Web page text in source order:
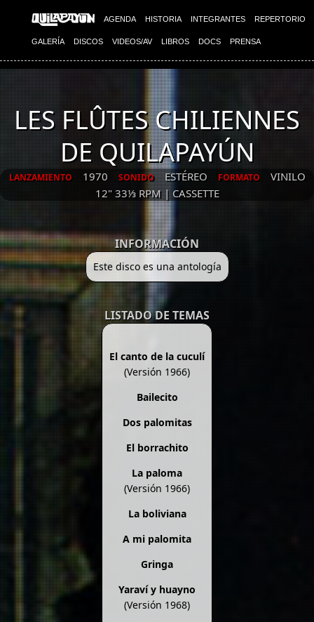
AGENDA HISTORIA INTEGRANTES REPERTORIO
GALERÍA DISCOS VIDEOS/AV LIBROS DOCS PRENSA
LES FLÛTES CHILIENNES
DE QUILAPAYÚN
LANZAMIENTO 1970 SONIDO ESTÉREO FORMATO
VINILO
12" 33⅓ RPM | CASSETTE
INFORMACIÓN
Este disco es una antología
LISTADO DE TEMAS
El canto de la cuculí
(Versión 1966)
Bailecito
Dos palomitas
El borrachito
La paloma
(Versión 1966)
La boliviana
A mi palomita
Gringa
Yaraví y huayno
(Versión 1968)